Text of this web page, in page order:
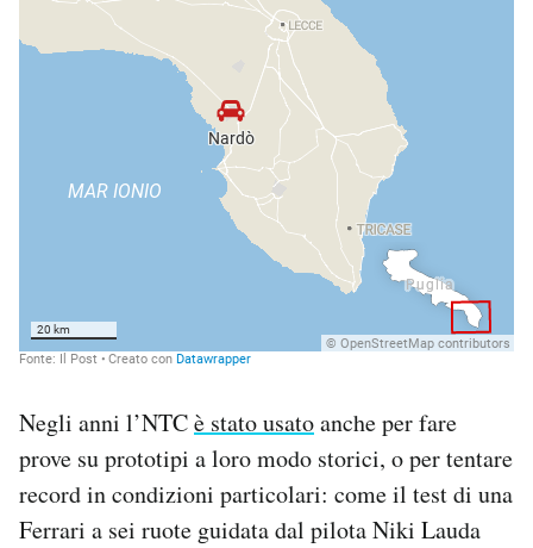
Negli anni l’NTCè stato usatoanche per fare
prove su prototipi a loro modo storici, o per tentare
record in condizioni particolari: come il test di una
Ferrari a sei ruote guidata dal pilota Niki Lauda